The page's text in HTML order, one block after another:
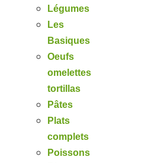
Légumes
Les
Basiques
Oeufs
omelettes
tortillas
Pâtes
Plats
complets
Poissons